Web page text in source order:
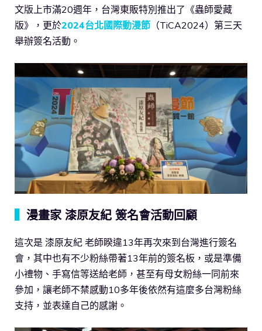
文版上市滿20週年，台灣東販特別推出了《蟲師愛藏
版》，更於2024台北國際動漫節 （TiCA2024）第三天
舉辦簽名活動。
漫畫家 漆原友紀 簽名會活動回顧
這次是 漆原友紀 老師睽違13年再次來到台灣進行簽名
會，其中也有不少粉絲帶著13年前的簽名板，或是準備
小禮物、手寫信等送給老師，甚至有母女粉絲一同前來
參加，讓老師不禁感動10多年後依然有這麼多台灣粉絲
支持，並表達自己的感謝。